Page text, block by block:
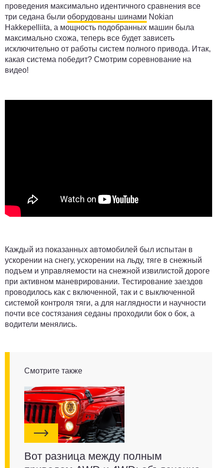
проведения максимально идентичного сравнения все
три седана были оборудованы шинами Nokian
Hakkepelliita, а мощность подобранных машин была
максимально схожа, теперь все будет зависеть
исключительно от работы систем полного привода. Итак,
какая система победит? Смотрим соревнование на
видео!
Каждый из показанных автомобилей был испытан в
ускорении на снегу, ускорении на льду, тяге в снежный
подъем и управляемости на снежной извилистой дороге
при активном маневрировании. Тестирование заездов
проводилось как с включенной, так и с выключенной
системой контроля тяги, а для наглядности и научности
почти все состязания седаны проходили бок о бок, а
водители менялись.
Смотрите также
Вот разница между полным